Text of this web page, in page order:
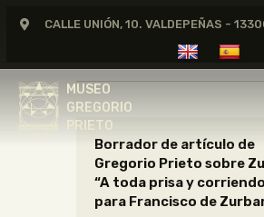
CALLE UNIÓN, 10. VALDEPEÑAS -
MUSEO
GREGORIO
PRIETO
MUSEO
GREGORIO
GREGORIO PRIETO
MUSEO
ARCHIVO
Borrador de artículo de
Gregorio Prieto sobre
“A toda prisa y
para Francisco de